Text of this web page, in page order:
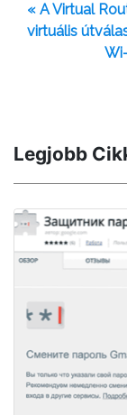
« A Virtual
virtuális
Legjobb